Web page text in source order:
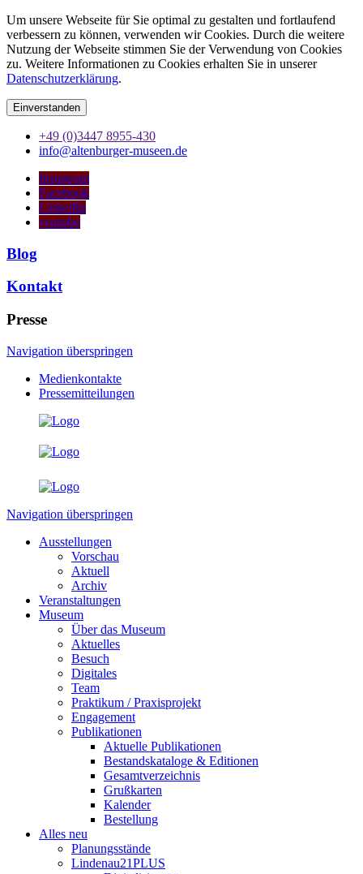
Um unsere Webseite für Sie optimal zu gestalten und fortlaufend
verbessern zu können, verwenden wir Cookies. Durch die weitere
Nutzung der Webseite stimmen Sie der Verwendung von Cookies
zu. Weitere Informationen zu Cookies erhalten Sie in unserer
Datenschutzerklärung.
Einverstanden
+49 (0)3447 8955-430
info@altenburger-museen.de
Instagram
Facebook
LinkedIn
youtube
Blog
Kontakt
Presse
Navigation überspringen
Medienkontakte
Pressemitteilungen
Navigation überspringen
Ausstellungen
Vorschau
Aktuell
Archiv
Veranstaltungen
Museum
Über das Museum
Aktuelles
Besuch
Digitales
Team
Praktikum / Praxisprojekt
Engagement
Publikationen
Aktuelle Publikationen
Bestandskataloge & Editionen
Gesamtverzeichnis
Grußkarten
Kalender
Bestellung
Alles neu
Planungsstände
Lindenau21PLUS